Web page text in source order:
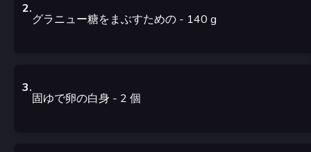
2.
グラニュー糖をまぶすための - 140 g
3.
固ゆで卵の白身 - 2 個